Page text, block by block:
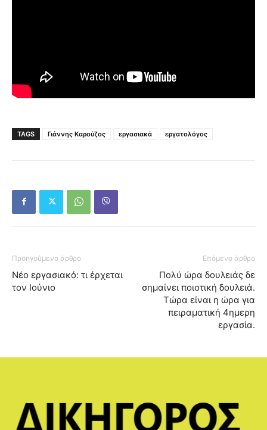
TAGS Γιάννης Καρούζος εργασιακά εργατολόγος
Προηγούμενο άρθρο
Νέο εργασιακό: τι έρχεται
τον Ιούνιο
Επόμενο άρθρο
Πολύ ώρα δουλειάς δε
σημαίνει ποιοτική δουλειά.
Τώρα είναι η ώρα για
πειραματική 4ημερη
εργασία.